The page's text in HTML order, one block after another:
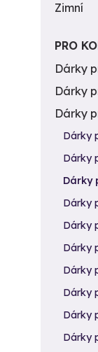
Zimní
PRO
Dárky
Dárky
Dárky
Dárky
Dárky
Dárky
Dárky
Dárky
Dárky
Dárky
Dárky
Dárky
Dárky